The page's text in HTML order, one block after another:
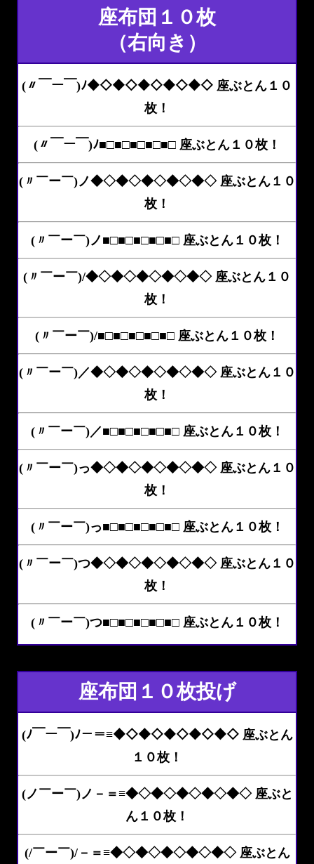
座布団１０枚
（右向き）
(〃￣ー￣)ﾉ◆◇◆◇◆◇◆◇◆◇ 座ぶとん１０
枚！
(〃￣ー￣)ﾉ■□■□■□■□■□ 座ぶとん１０枚！
(〃￣ー￣)ノ◆◇◆◇◆◇◆◇◆◇ 座ぶとん１０
枚！
(〃￣ー￣)ノ■□■□■□■□■□ 座ぶとん１０枚！
(〃￣ー￣)/◆◇◆◇◆◇◆◇◆◇ 座ぶとん１０
枚！
(〃￣ー￣)/■□■□■□■□■□ 座ぶとん１０枚！
(〃￣ー￣)／◆◇◆◇◆◇◆◇◆◇ 座ぶとん１０
枚！
(〃￣ー￣)／■□■□■□■□■□ 座ぶとん１０枚！
(〃￣ー￣)っ◆◇◆◇◆◇◆◇◆◇ 座ぶとん１０
枚！
(〃￣ー￣)っ■□■□■□■□■□ 座ぶとん１０枚！
(〃￣ー￣)つ◆◇◆◇◆◇◆◇◆◇ 座ぶとん１０
枚！
(〃￣ー￣)つ■□■□■□■□■□ 座ぶとん１０枚！
座布団１０枚投げ
(ﾉ￣ー￣)ﾉ－＝≡◆◇◆◇◆◇◆◇◆◇ 座ぶとん
１０枚！
(ノ￣ー￣)ノ－＝≡◆◇◆◇◆◇◆◇◆◇ 座ぶと
ん１０枚！
(/￣ー￣)/－＝≡◆◇◆◇◆◇◆◇◆◇ 座ぶとん